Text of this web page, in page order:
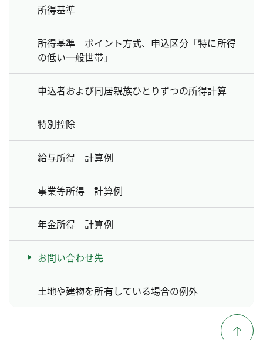
所得基準
所得基準 ポイント方式、申込区分「特に所得
の低い一般世帯」
申込者および同居親族ひとりずつの所得計算
特別控除
給与所得 計算例
事業等所得 計算例
年金所得 計算例
お問い合わせ先
土地や建物を所有している場合の例外